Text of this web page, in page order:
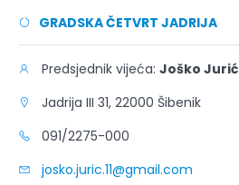
GRADSKA ČETVRT JADRIJA
Predsjednik vijeća: Joško Jurić
Jadrija III 31, 22000 Šibenik
091/2275-000
josko.juric.11@gmail.com